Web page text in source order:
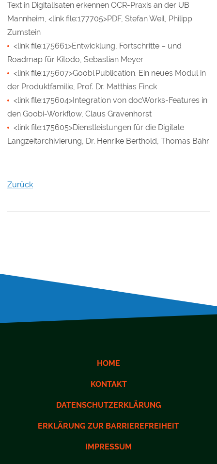
Text in Digitalisaten erkennen OCR-Praxis an der UB
Mannheim, <link file:177705>PDF, Stefan Weil, Philipp
Zumstein
<link file:175661>Entwicklung, Fortschritte – und
Roadmap für Kitodo, Sebastian Meyer
<link file:175607>Goobi.Publication. Ein neues Modul in
der Produktfamilie, Prof. Dr. Matthias Finck
<link file:175604>Integration von docWorks-Features in
den Goobi-Workflow, Claus Gravenhorst
<link file:175605>Dienstleistungen für die Digitale
Langzeitarchivierung, Dr. Henrike Berthold, Thomas Bähr
Zurück
HOME
KONTAKT
DATENSCHUTZERKLÄRUNG
ERKLÄRUNG ZUR BARRIEREFREIHEIT
IMPRESSUM